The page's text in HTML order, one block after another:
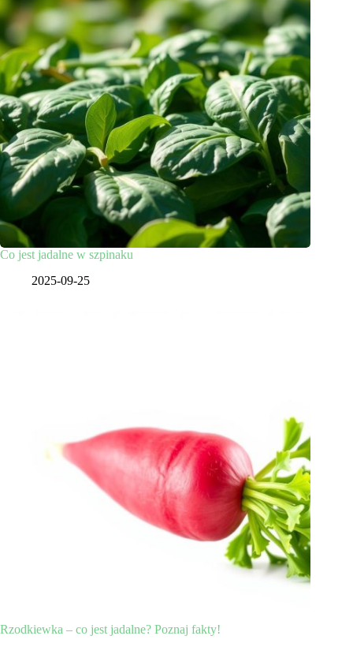
Co jest jadalne w szpinaku
2025-09-25
Rzodkiewka – co jest jadalne? Poznaj fakty!